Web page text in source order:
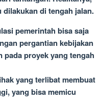
di tengah jalan.
pemerintah bisa saja
pergantian kebijakan
pada proyek yang tengah
yang terlibat membuat
yang bisa memicu